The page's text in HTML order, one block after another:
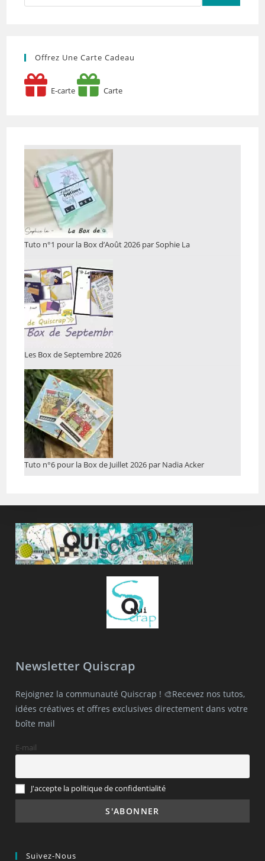
Offrez Une Carte Cadeau
E-carte Carte
Tuto n°1 pour la Box d’Août 2026 par Sophie La
Les Box de Septembre 2026
Tuto n°6 pour la Box de Juillet 2026 par Nadia Acker
Newsletter Quiscrap
Rejoignez la communauté Quiscrap ! 🎨Recevez nos tutos,
idées créatives et offres exclusives directement dans votre
boîte mail
E-mail
J'accepte la politique de confidentialité
Suivez-Nous